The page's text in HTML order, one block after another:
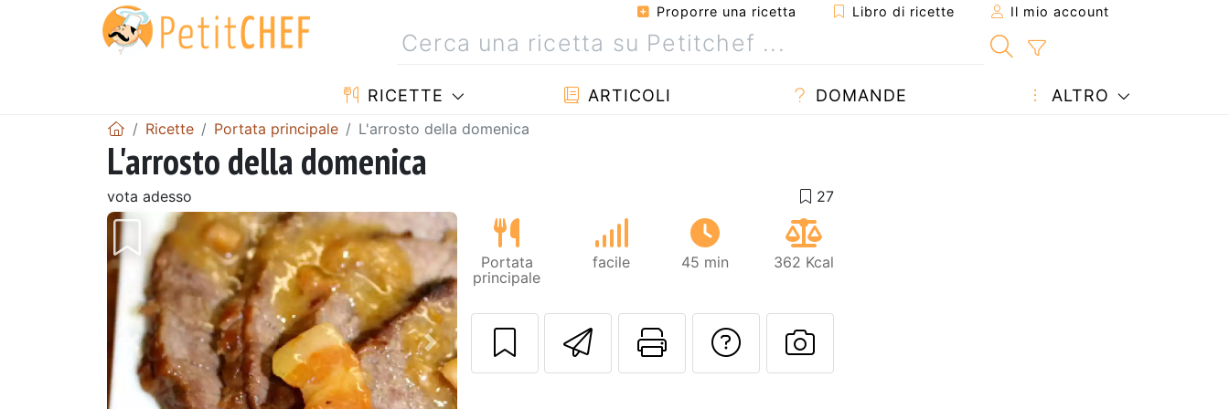
Proporre una ricetta Libro di ricette Il mio account
RICETTE ARTICOLI DOMANDE ALTRO
Ricette Portata principale L'arrosto della domenica
L'arrosto della domenica
vota adesso
Precedente Prossimo
Portata
principale
facile 45 min 362 Kcal
Invia questa ricetta ad un amico
Stampa la ricetta
Contatta l'autore della Ricetta
Pubblica la foto di questa